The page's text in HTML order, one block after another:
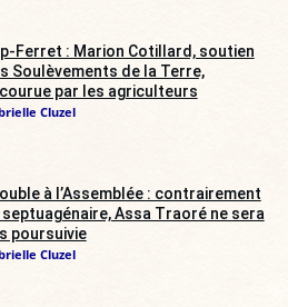
Ferret : Marion Cotillard, soutien
Soulèvements de la Terre,
par les agriculteurs
Cluzel
à l’Assemblée : contrairement
septuagénaire, Assa Traoré ne sera
poursuivie
Cluzel